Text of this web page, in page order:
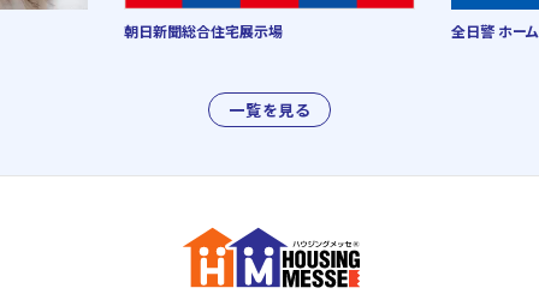
一覧を見る
朝日新聞総合住宅展示場 全日警 ホー